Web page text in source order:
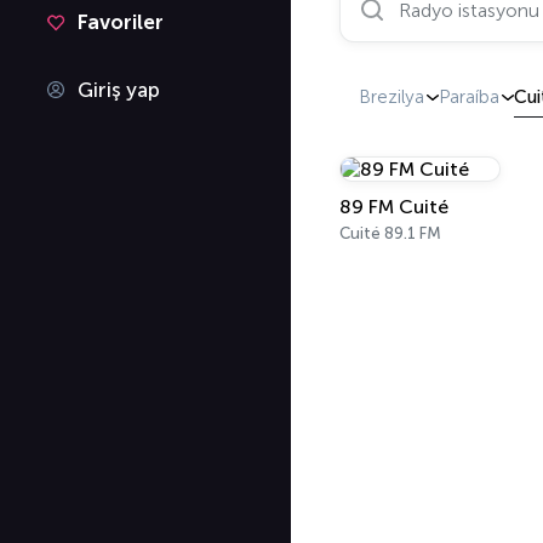
Favoriler
Giriş yap Brezilya Paraíba
89 FM Cuité
Cuité 89.1 FM